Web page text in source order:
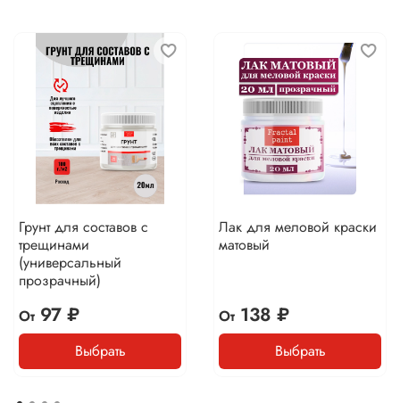
Грунт для составов с
трещинами
(универсальный
прозрачный)
От97 ₽
Выбрать
Лак для меловой краски
матовый
От138 ₽
Выбрать